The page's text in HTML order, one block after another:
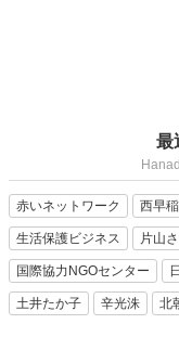
最
赤いネットワーク 西早
生活保護ビジネス 片山
国際協力NGOセンター
土井たか子 辛光洙 北